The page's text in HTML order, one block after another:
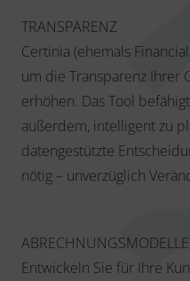
TRANSPARENZ
Certinia (ehemals
um die Transparenz Ihrer
erhöhen. Das Tool
außerdem, intelligent zu
datengestützte
nötig – unverzüglich
ABRECHNUNGSMODELLE
Entwickeln Sie für Ihre